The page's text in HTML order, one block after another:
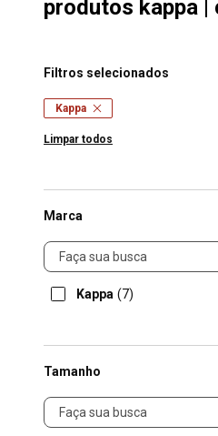
produtos kappa |
Filtros selecionados
Kappa
Limpar todos
Marca
Marca
Kappa (7)
Tamanho
Tamanho